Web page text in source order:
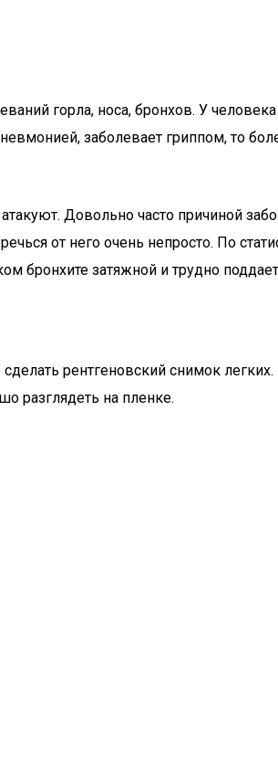
горла, носа, бронхов. У
заболевает гриппом, то
Довольно часто причиной
от него очень непросто. По
бронхите затяжной и трудно
рентгеновский снимок
разглядеть на пленке.